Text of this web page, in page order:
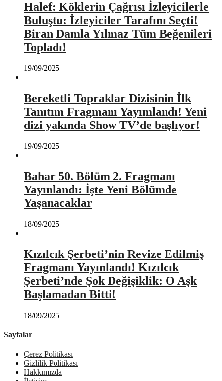
Halef: Köklerin Çağrısı İzleyicilerle
Buluştu: İzleyiciler Tarafını Seçti!
Biran Damla Yılmaz Tüm Beğenileri
Topladı!
19/09/2025
Bereketli Topraklar Dizisinin İlk
Tanıtım Fragmanı Yayımlandı! Yeni
dizi yakında Show TV’de başlıyor!
19/09/2025
Bahar 50. Bölüm 2. Fragmanı
Yayınlandı: İşte Yeni Bölümde
Yaşanacaklar
18/09/2025
Kızılcık Şerbeti’nin Revize Edilmiş
Fragmanı Yayınlandı! Kızılcık
Şerbeti’nde Şok Değişiklik: O Aşk
Başlamadan Bitti!
18/09/2025
Sayfalar
Çerez Politikası
Gizlilik Politikası
Hakkımızda